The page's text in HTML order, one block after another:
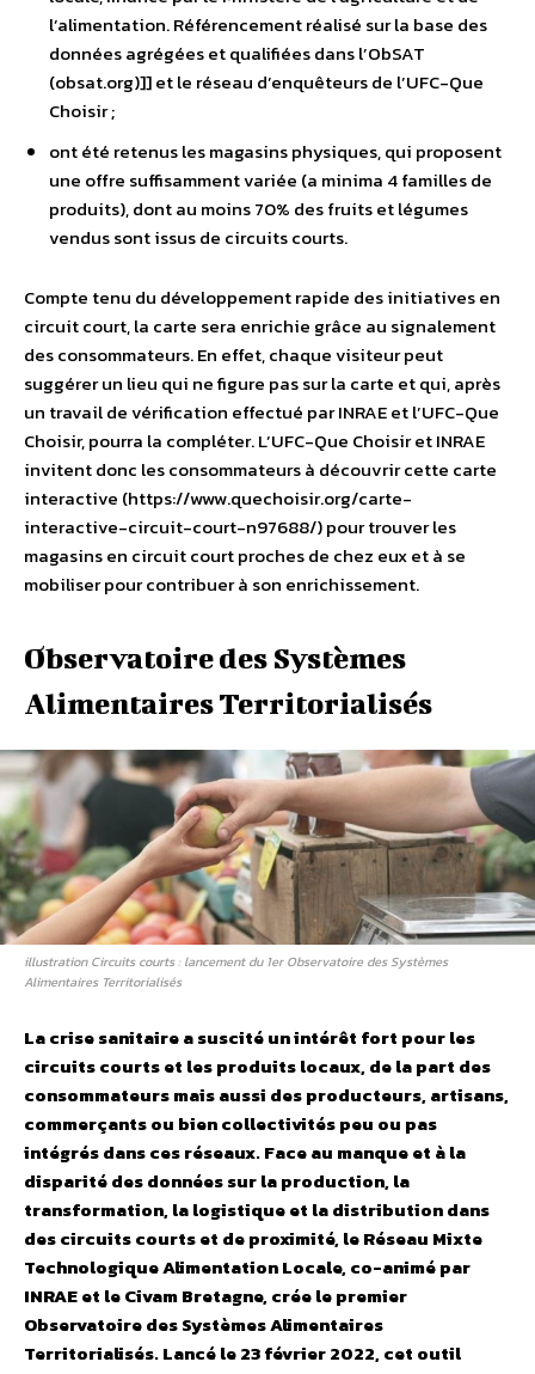
l’alimentation. Référencement réalisé sur la base des
données agrégées et qualifiées dans l’ObSAT
(obsat.org)]] et le réseau d’enquêteurs de l’UFC-Que
Choisir ;
ont été retenus les magasins physiques, qui proposent
une offre suffisamment variée (a minima 4 familles de
produits), dont au moins 70% des fruits et légumes
vendus sont issus de circuits courts.
Compte tenu du développement rapide des initiatives en
circuit court, la carte sera enrichie grâce au signalement
des consommateurs. En effet, chaque visiteur peut
suggérer un lieu qui ne figure pas sur la carte et qui, après
un travail de vérification effectué par INRAE et l’UFC-Que
Choisir, pourra la compléter. L’UFC-Que Choisir et INRAE
invitent donc les consommateurs à découvrir cette carte
interactive (https://www.quechoisir.org/carte-
interactive-circuit-court-n97688/) pour trouver les
magasins en circuit court proches de chez eux et à se
mobiliser pour contribuer à son enrichissement.
Observatoire des Systèmes
Alimentaires Territorialisés
illustration Circuits courts : lancement du 1er Observatoire des Systèmes
Alimentaires Territorialisés
La crise sanitaire a suscité un intérêt fort pour les
circuits courts et les produits locaux, de la part des
consommateurs mais aussi des producteurs, artisans,
commerçants ou bien collectivités peu ou pas
intégrés dans ces réseaux. Face au manque et à la
disparité des données sur la production, la
transformation, la logistique et la distribution dans
des circuits courts et de proximité, le Réseau Mixte
Technologique Alimentation Locale, co-animé par
INRAE et le Civam Bretagne, crée le premier
Observatoire des Systèmes Alimentaires
Territorialisés. Lancé le 23 février 2022, cet outil